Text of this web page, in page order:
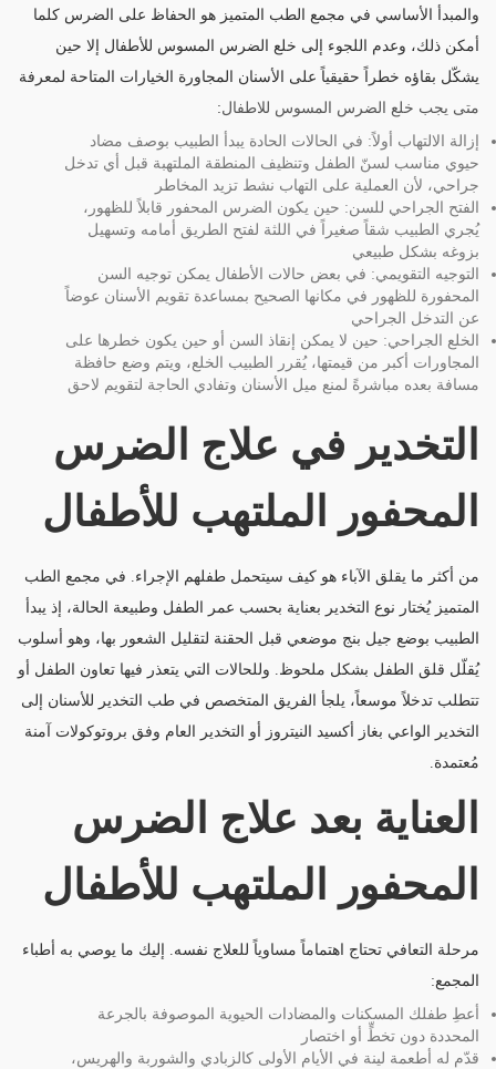
والمبدأ الأساسي في مجمع الطب المتميز هو الحفاظ على الضرس كلما
أمكن ذلك، وعدم اللجوء إلى خلع الضرس المسوس للأطفال إلا حين
يشكّل بقاؤه خطراً حقيقياً على الأسنان المجاورة الخيارات المتاحة لمعرفة
متى يجب خلع الضرس المسوس للاطفال:
إزالة الالتهاب أولاً: في الحالات الحادة يبدأ الطبيب بوصف مضاد
حيوي مناسب لسنّ الطفل وتنظيف المنطقة الملتهبة قبل أي تدخل
جراحي، لأن العملية على التهاب نشط تزيد المخاطر
الفتح الجراحي للسن: حين يكون الضرس المحفور قابلاً للظهور،
يُجري الطبيب شقاً صغيراً في اللثة لفتح الطريق أمامه وتسهيل
بزوغه بشكل طبيعي
التوجيه التقويمي: في بعض حالات الأطفال يمكن توجيه السن
المحفورة للظهور في مكانها الصحيح بمساعدة تقويم الأسنان عوضاً
عن التدخل الجراحي
الخلع الجراحي: حين لا يمكن إنقاذ السن أو حين يكون خطرها على
المجاورات أكبر من قيمتها، يُقرر الطبيب الخلع، ويتم وضع حافظة
مسافة بعده مباشرةً لمنع ميل الأسنان وتفادي الحاجة لتقويم لاحق
التخدير في علاج الضرس
المحفور الملتهب للأطفال
من أكثر ما يقلق الآباء هو كيف سيتحمل طفلهم الإجراء. في مجمع الطب
المتميز يُختار نوع التخدير بعناية بحسب عمر الطفل وطبيعة الحالة، إذ يبدأ
الطبيب بوضع جيل بنج موضعي قبل الحقنة لتقليل الشعور بها، وهو أسلوب
يُقلّل قلق الطفل بشكل ملحوظ. وللحالات التي يتعذر فيها تعاون الطفل أو
تتطلب تدخلاً موسعاً، يلجأ الفريق المتخصص في طب التخدير للأسنان إلى
التخدير الواعي بغاز أكسيد النيتروز أو التخدير العام وفق بروتوكولات آمنة
مُعتمدة.
العناية بعد علاج الضرس
المحفور الملتهب للأطفال
مرحلة التعافي تحتاج اهتماماً مساوياً للعلاج نفسه. إليك ما يوصي به أطباء
المجمع:
أعطِ طفلك المسكنات والمضادات الحيوية الموصوفة بالجرعة
المحددة دون تخطٍّ أو اختصار
قدّم له أطعمة لينة في الأيام الأولى كالزبادي والشوربة والهريس،